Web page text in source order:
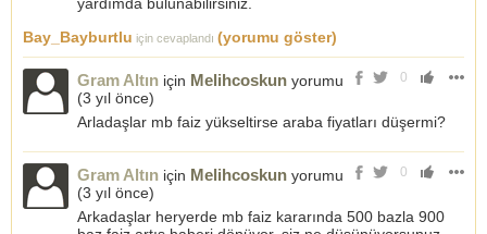
Bay_Bayburtlu için cevaplandı (yorumu göster)
0
Gram Altın için Melihcoskun yorumu
(3 yıl önce)
Arladaşlar mb faiz yükseltirse araba fiyatları düşermi?
0
Gram Altın için Melihcoskun yorumu
(3 yıl önce)
Arkadaşlar heryerde mb faiz kararında 500 bazla 900